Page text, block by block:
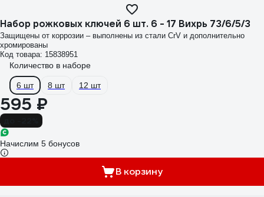
Набор рожковых ключей 6 шт. 6 - 17 Вихрь 73/6/5/3
Защищены от коррозии – выполнены из стали CrV и дополнительно
хромированы
Код товара: 15838951
Количество в наборе
6 шт 8 шт 12 шт
595 ₽
Начислим 5 бонусов
В корзину